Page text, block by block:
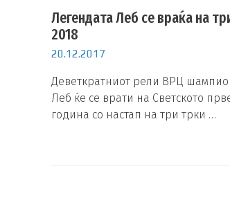
Легендата Леб се враќа на
2018
20.12.2017
Деветкратниот рели ВРЦ
Леб ќе се врати на Светското
година со настап на три трки …